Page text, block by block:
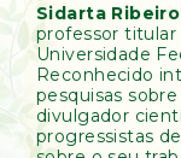
Sidarta Ribeiro
professor
Universidade
Reconhecido
pesquisas
divulgador
progressistas